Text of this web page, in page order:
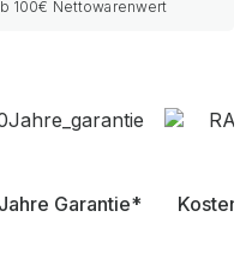
100€ Nettowarenwert
Garantie*